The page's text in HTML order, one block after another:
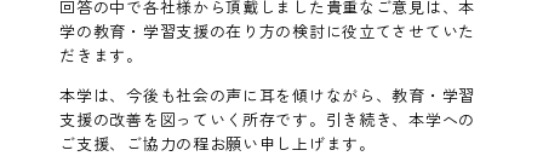
回答の中で各社様から頂戴しました貴重なご意見は、本
学の教育・学習支援の在り方の検討に役立てさせていた
だきます。
本学は、今後も社会の声に耳を傾けながら、教育・学習
支援の改善を図っていく所存です。引き続き、本学への
ご支援、ご協力の程お願い申し上げます。